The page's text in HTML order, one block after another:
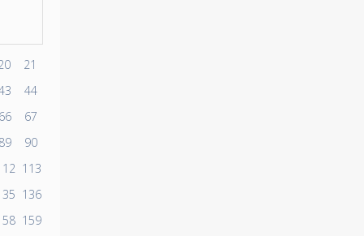
21
44
67
90
113
136
159